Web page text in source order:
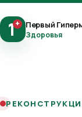
1+ Первый
Здоровья